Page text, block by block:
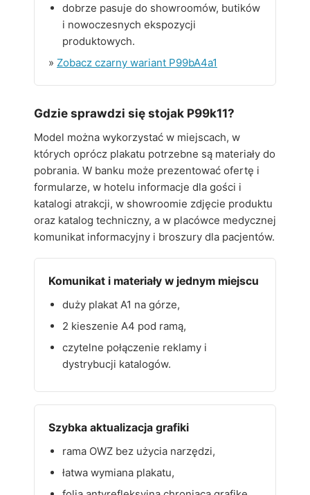
dobrze pasuje do showroomów, butików
i nowoczesnych ekspozycji
produktowych.
» Zobacz czarny wariant P99bA4a1
Gdzie sprawdzi się stojak P99k11?
Model można wykorzystać w miejscach, w
których oprócz plakatu potrzebne są materiały do
pobrania. W banku może prezentować ofertę i
formularze, w hotelu informacje dla gości i
katalogi atrakcji, w showroomie zdjęcie produktu
oraz katalog techniczny, a w placówce medycznej
komunikat informacyjny i broszury dla pacjentów.
Komunikat i materiały w jednym miejscu
duży plakat A1 na górze,
2 kieszenie A4 pod ramą,
czytelne połączenie reklamy i
dystrybucji katalogów.
Szybka aktualizacja grafiki
rama OWZ bez użycia narzędzi,
łatwa wymiana plakatu,